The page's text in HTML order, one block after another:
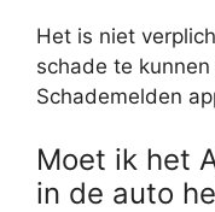
Het is niet
schade te
Schademelden
Moet ik het
in de auto